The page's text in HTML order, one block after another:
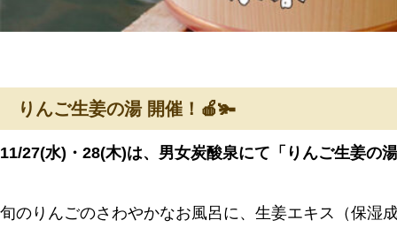
りんご生姜の湯 開催！🍎🫚
11/27(水)・28(木)は、男女炭酸泉にて 「りんご生姜の
旬のりんごのさわやかなお風呂に、生姜エキス（保湿